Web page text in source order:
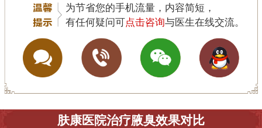
为节省您的手机流量，内容简短，
有任何疑问可点击咨询与医生在线交流。
肤康医院治疗腋臭效果对比